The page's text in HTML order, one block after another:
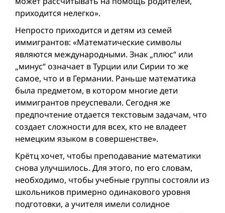
приходится нелегко».
Непросто приходится и детям из семей
иммигрантов: «Математические символы
являются международными. Знак „плюс“ или
„минус“ означает в Турции или Сирии то же
самое, что и в Германии. Раньше математика
была предметом, в котором многие дети
иммигрантов преуспевали. Сегодня же
предпочтение отдается текстовым задачам, что
создает сложности для всех, кто не владеет
немецким языком в совершенстве».
Крётц хочет, чтобы преподавание математики
снова улучшилось. Для этого, по его словам,
необходимо, чтобы учебные группы состояли из
школьников примерно одинакового уровня
подготовки, а учителя имели солидное